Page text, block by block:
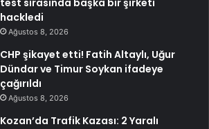
test sırasında başka bir şirketi
hackledi
Ağustos 8, 2026
CHP şikayet etti! Fatih Altaylı, Uğur
Dündar ve Timur Soykan ifadeye
çağırıldı
Ağustos 8, 2026
Kozan’da Trafik Kazası: 2 Yaralı